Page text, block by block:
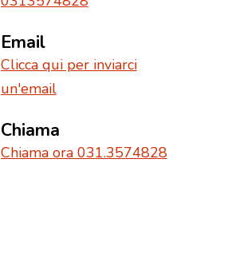
Email
Clicca qui per inviarci
un'email
Chiama
Chiama ora 031.3574828